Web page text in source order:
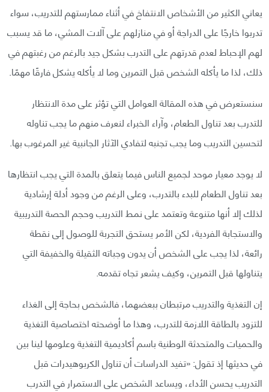
يعاني الكثير من الأشخاص الانتفاخ في أثناء ممارستهم للتدريب، سواء
تدربوا خارجًا على الدراجة أو في منازلهم على آلات المشي، ما قد يسبب
لهم الإحباط لعدم قدرتهم على التدرب بشكل جيد بالرغم من رغبتهم في
ذلك، لذا ما يأكله الشخص قبل التمرين وما لا يأكله يشكل فارقًا مهمًا.
سنستعرض في هذه المقالة العوامل التي تؤثر على مدة الانتظار
للتدرب بعد تناول الطعام، وآراء الخبراء لنعرف منهم ما يجب تناوله
لتحسين التدريب وما يجب تجنبه لتفادي الآثار الجانبية غير المرغوب بها.
لا يوجد معيار موحد لجميع الناس فيما يتعلق بالمدة التي يجب انتظارها
بعد تناول الطعام للبدء بالتدرب، وعلى الرغم من وجود أدلة إرشادية
لذلك إلا أنها متنوعة وتعتمد على نمط التدريب وحجم الحصة التدريبية
والاستجابة الفردية، لكن الأمر يستحق التجربة للوصول إلى نقطة
رائعة، لذا يجب على الشخص أن يدون وجباته الثقيلة والخفيفة التي
يتناولها قبل التمرين، وكيف يشعر تجاه تقدمه.
إن التغذية والتدريب مرتبطان ببعضهما، فالشخص بحاجة إلى الغذاء
للتزود بالطاقة اللازمة للتدرب، وهذا ما أوضحته اختصاصية التغذية
والحميات والمتحدثة الوطنية باسم أكاديمية التغذية وعلومها لينا بين
في حديثها إذ تقول: «تفيد الدراسات أن تناول الكربوهيدرات قبل
التدريب يحسن الأداء، ويساعد الشخص على الاستمرار في التدرب